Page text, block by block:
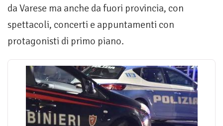
da Varese ma anche da fuori provincia, con
spettacoli, concerti e appuntamenti con
protagonisti di primo piano.